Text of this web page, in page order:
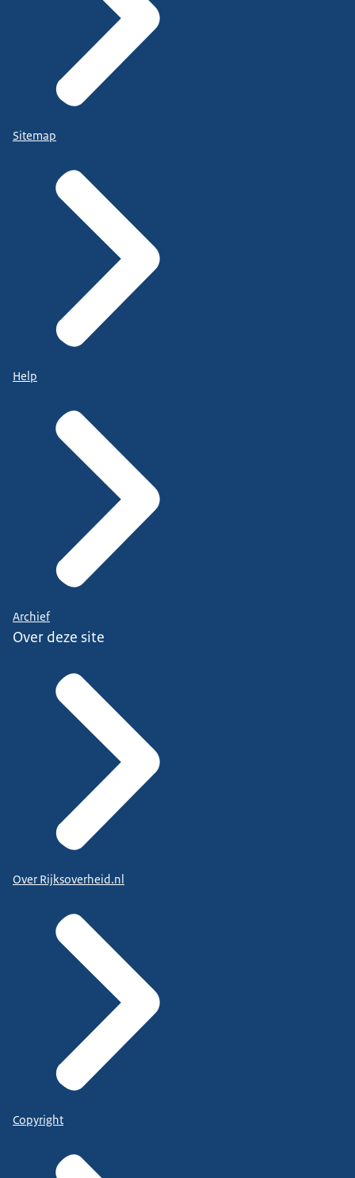
Sitemap
Help
Archief
Over deze site
Over Rijksoverheid.nl
Copyright